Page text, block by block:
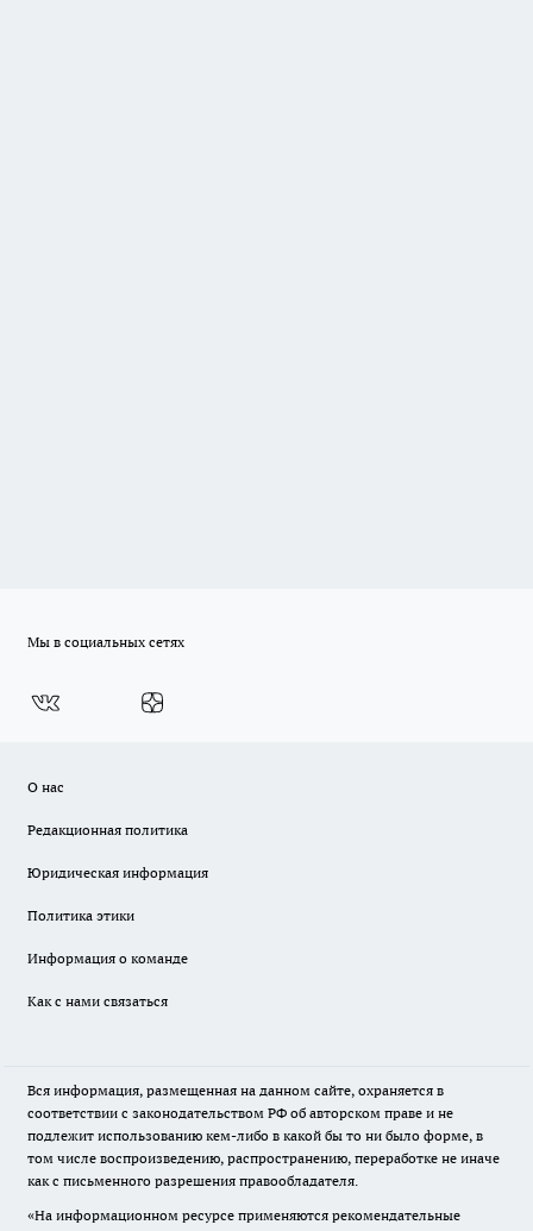
Мы в социальных сетях
О нас
Редакционная политика
Юридическая информация
Политика этики
Информация о команде
Как с нами связаться
Вся информация, размещенная на данном сайте, охраняется в
соответствии с законодательством РФ об авторском праве и не
подлежит использованию кем-либо в какой бы то ни было форме, в
том числе воспроизведению, распространению, переработке не иначе
как с письменного разрешения правообладателя.
«На информационном ресурсе применяются рекомендательные